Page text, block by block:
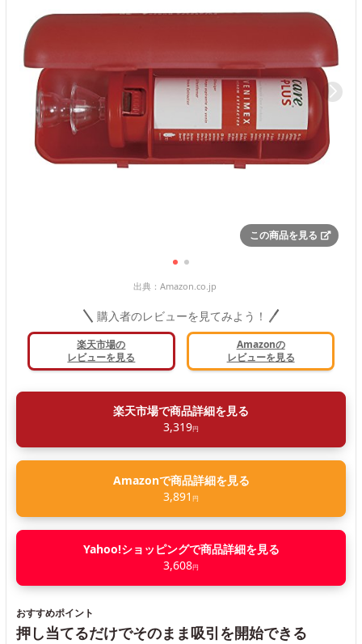
この商品を見る
出典： Amazon.co.jp
購入者のレビューを見てみよう！
楽天市場の
レビューを見る
Amazonの
レビューを見る
楽天市場で商品詳細を見る
3,319円
Amazonで商品詳細を見る
3,891 円
Yahoo!ショッピングで商品詳細を見る
3,608円
おすすめポイント
押し当てるだけでそのまま吸引を開始できる